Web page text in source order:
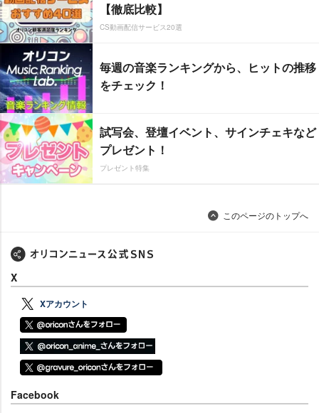
【徹底比較】
CS動画配信サービス20選
毎週の音楽ランキングから、ヒットの推移
をチェック！
試写会、登壇イベント、サインチェキなど
プレゼント！
プレゼント特集
このページのトップへ
X
Xアカウント
Facebook